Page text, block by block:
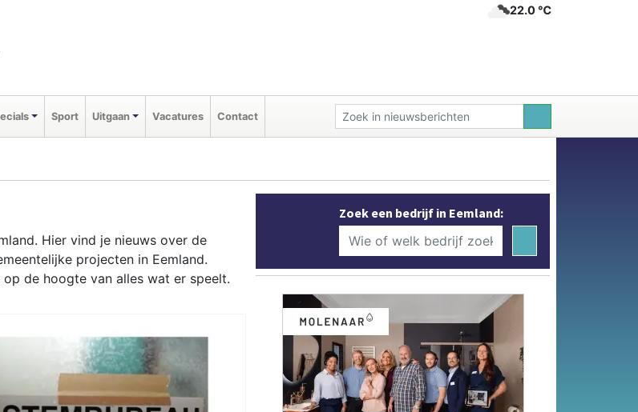
22.0 ℃
Sport Uitgaan Vacatures Contact
Hier vind je nieuws over de
projecten in Eemland.
de hoogte van alles wat er speelt.
natuur in de Eempolder en
je het complete overzicht van
Zoek een bedrijf in Eemland: